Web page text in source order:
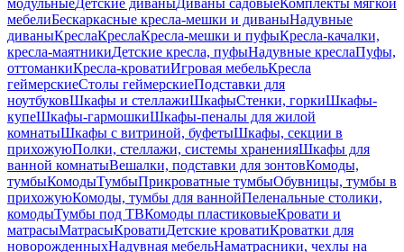
модульныеДетские диваныДиваны садовыеКомплекты мягкой
мебелиБескаркасные кресла-мешки и диваныНадувные
диваныКреслаКреслаКресла-мешки и пуфыКресла-качалки,
кресла-маятникиДетские кресла, пуфыНадувные креслаПуфы,
оттоманкиКресла-кроватиИгровая мебельКресла
геймерскиеСтолы геймерскиеПодставки для
ноутбуковШкафы и стеллажиШкафыСтенки, горкиШкафы-
купеШкафы-гармошкиШкафы-пеналы для жилой
комнатыШкафы с витриной, буфетыШкафы, секции в
прихожуюПолки, стеллажи, системы храненияШкафы для
ванной комнатыВешалки, подставки для зонтовКомоды,
тумбыКомодыТумбыПрикроватные тумбыОбувницы, тумбы в
прихожуюКомоды, тумбы для ваннойПеленальные столики,
комодыТумбы под ТВКомоды пластиковыеКровати и
матрасыМатрасыКроватиДетские кроватиКроватки для
новорожденныхНадувная мебельНаматрасники, чехлы на